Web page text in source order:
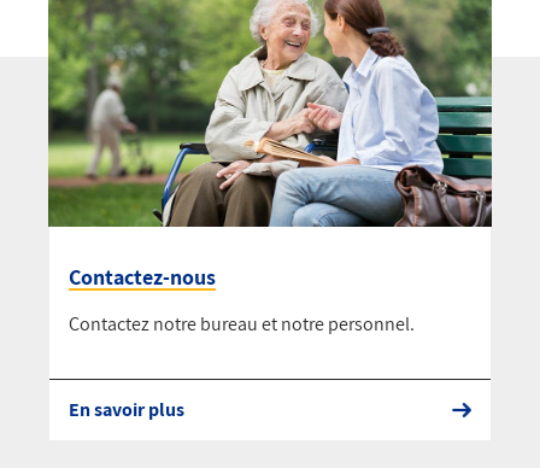
Contactez-nous
Contactez notre bureau et notre personnel.
En savoir plus